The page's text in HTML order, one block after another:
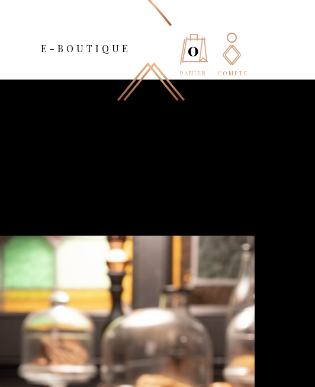
E-BOUTIQUE 0
PANIER COMPTE